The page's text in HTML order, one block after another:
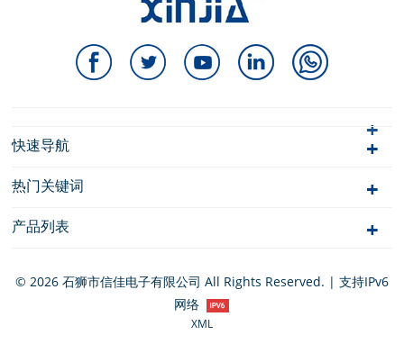
快速导航
热门关键词
产品列表
© 2026 石狮市信佳电子有限公司 All Rights Reserved. | 支持IPv6
网络
XML